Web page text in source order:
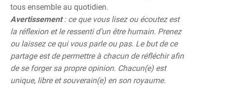
tous ensemble au quotidien.
Avertissement: ce que vous lisez ou écoutez est
la réflexion et le ressenti d’un être humain. Prenez
ou laissez ce qui vous parle ou pas. Le but de ce
partage est de permettre à chacun de réfléchir afin
de se forger sa propre opinion. Chacun(e) est
unique, libre et souverain(e) en son royaume.